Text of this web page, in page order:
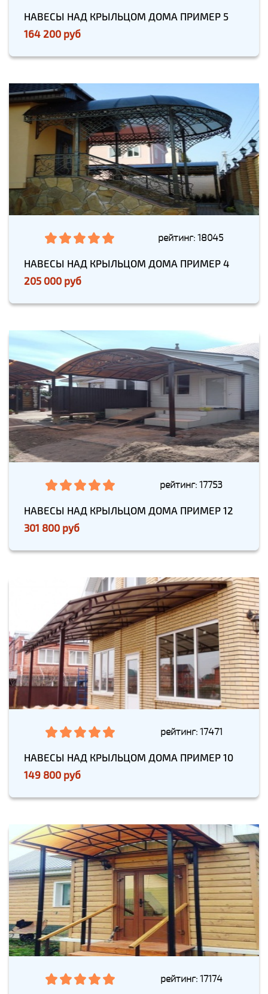
НАВЕСЫ НАД КРЫЛЬЦОМ ДОМА ПРИМЕР 5
164 200 руб
рейтинг: 18045
НАВЕСЫ НАД КРЫЛЬЦОМ ДОМА ПРИМЕР 4
205 000 руб
рейтинг: 17753
НАВЕСЫ НАД КРЫЛЬЦОМ ДОМА ПРИМЕР 12
301 800 руб
рейтинг: 17471
НАВЕСЫ НАД КРЫЛЬЦОМ ДОМА ПРИМЕР 10
149 800 руб
рейтинг: 17174